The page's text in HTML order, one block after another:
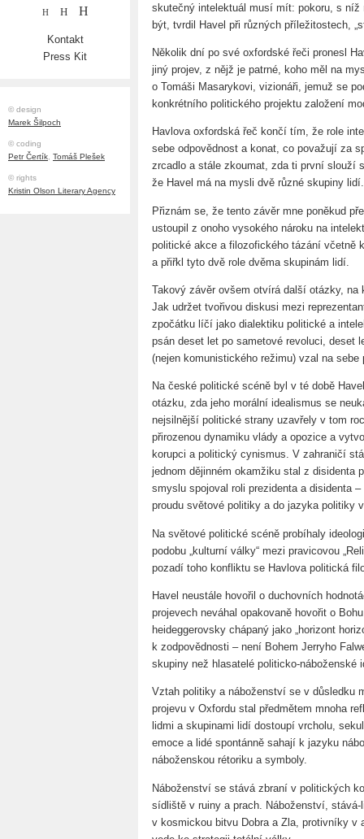
H H H
Kontakt
Press Kit
© design
Marek Šilpoch
© coding
Petr Čertík, Tomáš Plešek
© rights
Kristin Olson Literary Agency
skutečný intelektuál musí mít: pokoru, s
být, tvrdil Havel při různých příležitostech,
Několik dní po své oxfordské řeči pronesl
jiný projev, z nějž je patrné, koho měl na
o Tomáši Masarykovi, vizionáři, jemuž se
konkrétního politického projektu založení
Havlova oxfordská řeč končí tím, že role
sebe odpovědnost a konat, co považují za
zrcadlo a stále zkoumat, zda ti první slouží
že Havel má na mysli dvě různé skupiny lidí.
Přiznám se, že tento závěr mne poněkud
ustoupil z onoho vysokého nároku na
politické akce a filozofického tázání včetně
a přiřkl tyto dvě role dvěma skupinám lidí.
Takový závěr ovšem otvírá další otázky,
Jak udržet tvořivou diskusi mezi
zpočátku líčí jako dialektiku politické a
psán deset let po sametové revoluci, deset
(nejen komunistického režimu) vzal na sebe
Na české politické scéně byl v té době
otázku, zda jeho morální idealismus se
nejsilnější politické strany uzavřely v tom
přirozenou dynamiku vlády a opozice a
korupci a politický cynismus. V zahraničí
jednom dějinném okamžiku stal z disidenta
smyslu spojoval roli prezidenta a disidenta
proudu světové politiky a do jazyka politiky
Na světové politické scéně probíhaly
podobu „kulturní války“ mezi pravicovou
pozadí toho konfliktu se Havlova politická
Havel neustále hovořil o duchovních
projevech neváhal opakovaně hovořit o
heideggerovsky chápaný jako „horizont
k zodpovědnosti – není Bohem Jerryho
skupiny než hlasatelé politicko-náboženské
Vztah politiky a náboženství se v důsledku
projevu v Oxfordu stal předmětem mnoha
lidmi a skupinami lidí dostoupí vrcholu,
emoce a lidé spontánně sahají k jazyku
náboženskou rétoriku a symboly.
Náboženství se stává zbraní v politických
sídliště v ruiny a prach. Náboženství,
v kosmickou bitvu Dobra a Zla, protivníky v